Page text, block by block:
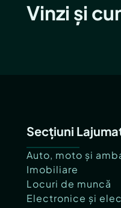
Vinzi și
Secțiuni
Auto, moto și
Imobiliare
Locuri de muncă
Electronice și